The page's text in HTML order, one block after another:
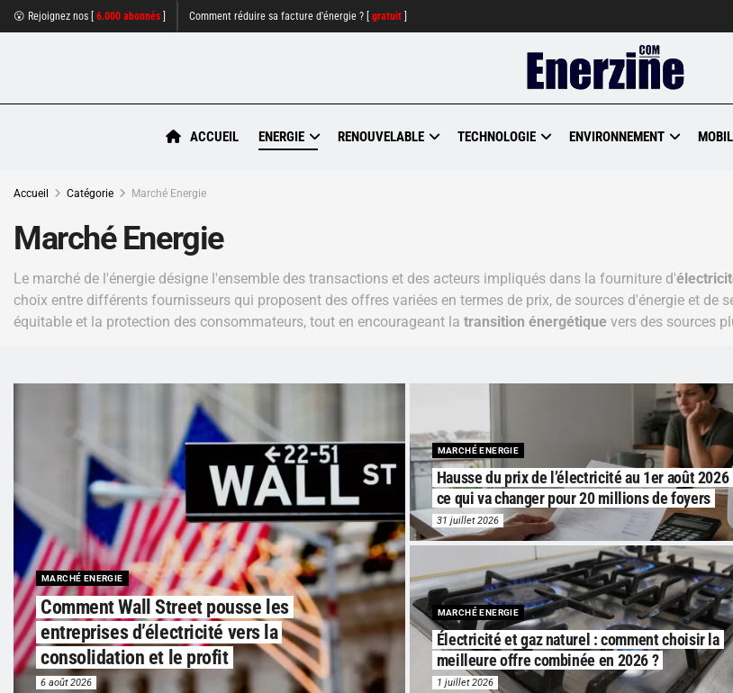
😮 Rejoignez nos [ 6.000 abonnés Comment réduire sa facture d'énergie ? [ gratuit
ACCUEIL ENERGIE RENOUVELABLE TECHNOLOGIE ENVIRONNEMENT
Accueil Catégorie Marché Energie
Marché Energie
Le marché de l'énergie désigne l'ensemble des transactions et des acteurs impliqués dans la fourniture d'
choix entre différents fournisseurs qui proposent des offres variées en termes de prix, de sources d'énergie et de
équitable et la protection des consommateurs, tout en encourageant la transition énergétique vers des sources
MARCHÉ ENERGIE
Comment Wall Street pousse les
entreprises d’électricité vers la
consolidation et le profit
6 août 2026
MARCHÉ ENERGIE
Hausse du prix de l’électricité au 1er août 2026
ce qui va changer pour 20 millions de foyers
31 juillet 2026
MARCHÉ ENERGIE
Électricité et gaz naturel : comment choisir la
meilleure offre combinée en 2026 ?
1 juillet 2026